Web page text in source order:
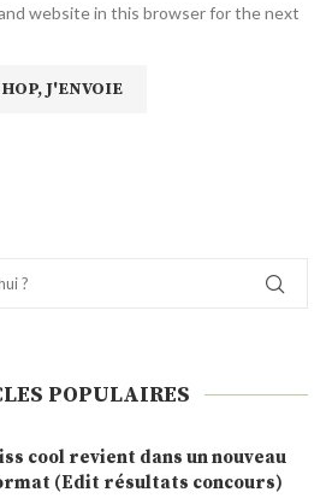
and website in this browser for the next
POPULAIRES
cool revient dans un nouveau
(Edit résultats concours)